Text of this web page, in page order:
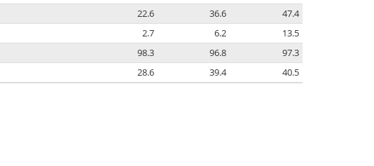
22.6 36.6
47.4
2.7 6.2
13.5
98.3 96.8
97.3
28.6 39.4 40.5